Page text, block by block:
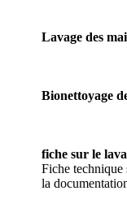
Lavage des
Bionettoyage
fiche sur le
Fiche technique
la